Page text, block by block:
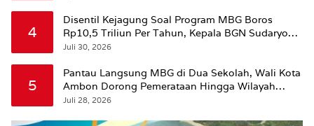
4
Disentil Kejagung Soal Program MBG Boros
Rp10,5 Triliun Per Tahun, Kepala BGN Sudaryono
Beri Penjelasan
Juli 30, 2026
5
Pantau Langsung MBG di Dua Sekolah, Wali Kota
Ambon Dorong Pemerataan Hingga Wilayah
Leitimur Selatan
Juli 28, 2026